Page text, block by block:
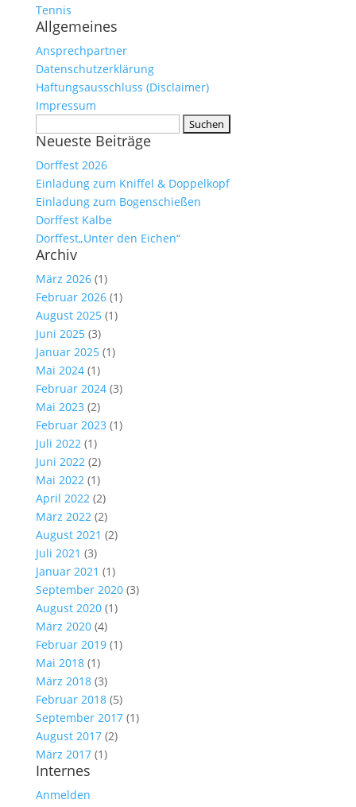
Tennis
Allgemeines
Ansprechpartner
Datenschutzerklärung
Haftungsausschluss (Disclaimer)
Impressum
nach:
Neueste Beiträge
Dorffest 2026
Einladung zum Kniffel & Doppelkopf
Einladung zum Bogenschießen
Dorffest Kalbe
Dorffest„Unter den Eichen“
Archiv
März 2026(1)
Februar 2026(1)
August 2025(1)
Juni 2025(3)
Januar 2025(1)
Mai 2024(1)
Februar 2024(3)
Mai 2023(2)
Februar 2023(1)
Juli 2022(1)
Juni 2022(2)
Mai 2022(1)
April 2022(2)
März 2022(2)
August 2021 (2)
Juli 2021 (3)
Januar 2021 (1)
September 2020(3)
August 2020(1)
März 2020(4)
Februar 2019(1)
Mai 2018(1)
März 2018(3)
Februar 2018(5)
September 2017(1)
August 2017(2)
März 2017(1)
Internes
Anmelden